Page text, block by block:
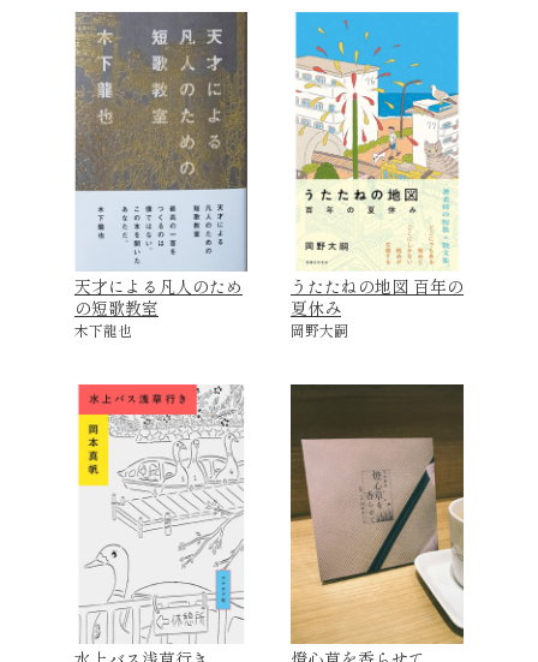
天才による凡人のため
の短歌教室
木下龍也
うたたねの地図 百年の
夏休み
岡野大嗣